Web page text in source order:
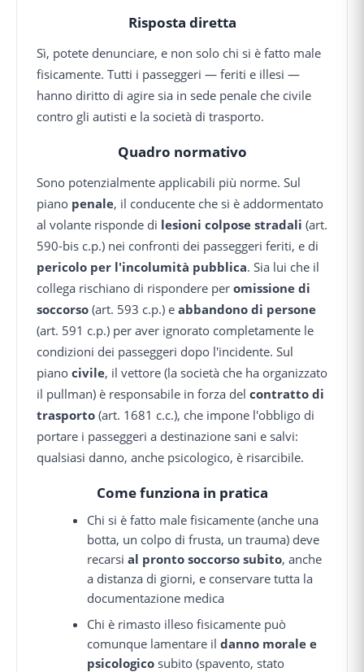
Risposta diretta
Sì, potete denunciare, e non solo chi si è fatto male
fisicamente. Tutti i passeggeri — feriti e illesi —
hanno diritto di agire sia in sede penale che civile
contro gli autisti e la società di trasporto.
Quadro normativo
Sono potenzialmente applicabili più norme. Sul
piano penale, il conducente che si è addormentato
al volante risponde di lesioni colpose stradali (art.
590-bis c.p.) nei confronti dei passeggeri feriti, e di
pericolo per l'incolumità pubblica. Sia lui che il
collega rischiano di rispondere per omissione di
soccorso (art. 593 c.p.) e abbandono di persone
(art. 591 c.p.) per aver ignorato completamente le
condizioni dei passeggeri dopo l'incidente. Sul
piano civile, il vettore (la società che ha organizzato
il pullman) è responsabile in forza del contratto di
trasporto (art. 1681 c.c.), che impone l'obbligo di
portare i passeggeri a destinazione sani e salvi:
qualsiasi danno, anche psicologico, è risarcibile.
Come funziona in pratica
Chi si è fatto male fisicamente (anche una
botta, un colpo di frusta, un trauma) deve
recarsial pronto soccorso subito, anche
a distanza di giorni, e conservare tutta la
documentazione medica
Chi è rimasto illeso fisicamente può
comunque lamentare ildanno morale e
psicologico subito (spavento, stato